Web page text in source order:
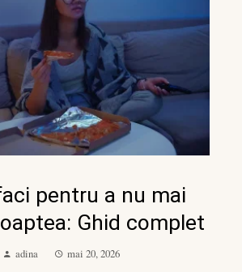
pentru a nu mai
Ghid complet
adina mai 20, 2026